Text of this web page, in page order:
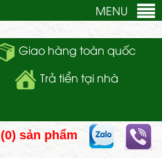
Giao hàng toàn quốc
Trả tiển tại nhà
(0) sản phẩm
MENU